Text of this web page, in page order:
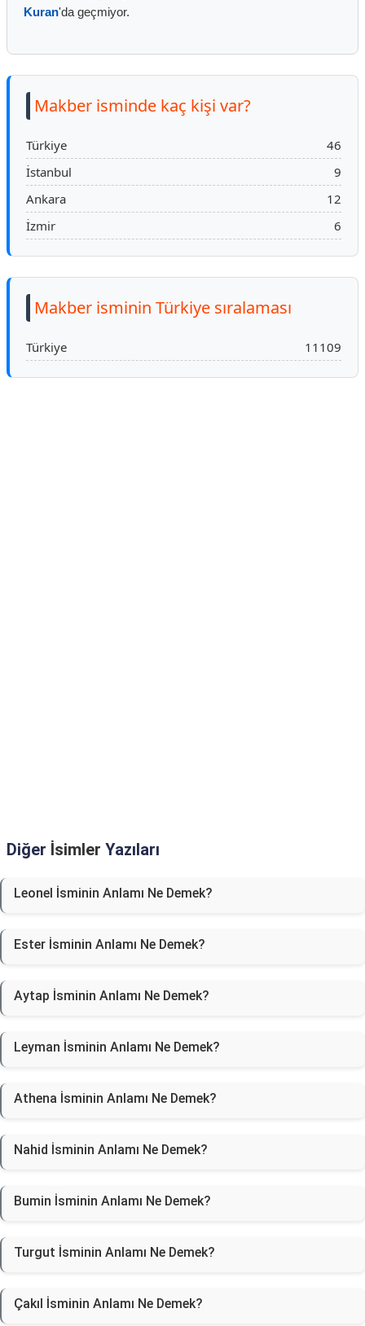
Kuran'da geçmiyor.
Makber isminde kaç kişi var?
Türkiye
46
İstanbul
9
Ankara
12
İzmir
6
Makber isminin Türkiye sıralaması
Türkiye 11109
Diğer İsimler Yazıları
Leonel İsminin Anlamı Ne Demek?
Ester İsminin Anlamı Ne Demek?
Aytap İsminin Anlamı Ne Demek?
Leyman İsminin Anlamı Ne Demek?
Athena İsminin Anlamı Ne Demek?
Nahid İsminin Anlamı Ne Demek?
Bumin İsminin Anlamı Ne Demek?
Turgut İsminin Anlamı Ne Demek?
Çakıl İsminin Anlamı Ne Demek?